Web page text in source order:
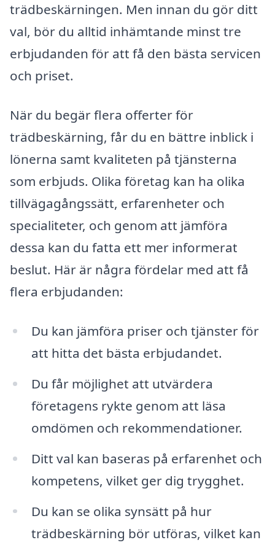
trädbeskärningen. Men innan du gör ditt
val, bör du alltid inhämtande minst tre
erbjudanden för att få den bästa servicen
och priset.
När du begär flera offerter för
trädbeskärning, får du en bättre inblick i
lönerna samt kvaliteten på tjänsterna
som erbjuds. Olika företag kan ha olika
tillvägagångssätt, erfarenheter och
specialiteter, och genom att jämföra
dessa kan du fatta ett mer informerat
beslut. Här är några fördelar med att få
flera erbjudanden:
Du kan jämföra priser och tjänster för
att hitta det bästa erbjudandet.
Du får möjlighet att utvärdera
företagens rykte genom att läsa
omdömen och rekommendationer.
Ditt val kan baseras på erfarenhet och
kompetens, vilket ger dig trygghet.
Du kan se olika synsätt på hur
trädbeskärning bör utföras, vilket kan